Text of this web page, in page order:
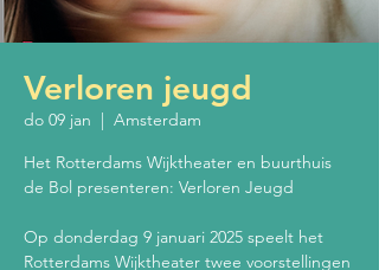
Verloren jeugd
do 09 jan
  |
Amsterdam
Het Rotterdams Wijktheater en buurthuis
de Bol presenteren: Verloren Jeugd
Op donderdag 9 januari 2025 speelt het
Rotterdams Wijktheater twee voorstellingen